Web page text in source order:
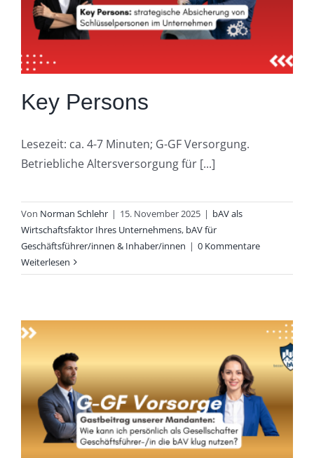
Key Persons
Lesezeit: ca. 4-7 Minuten; G-GF Versorgung.
Betriebliche Altersversorgung für [...]
Von Norman Schlehr | 15. November 2025 | bAV als
Wirtschaftsfaktor Ihres Unternehmens, bAV für
Geschäftsführer/innen & Inhaber/innen | 0 Kommentare
Weiterlesen